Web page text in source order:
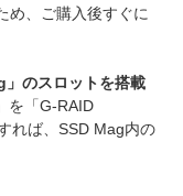
め、ご購入後すぐに
のスロットを搭載
を「G-RAID
れば、SSD Mag内の